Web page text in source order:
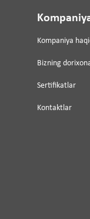
Kompaniya
Bizning
Sertifikatlar
Kontaktlar